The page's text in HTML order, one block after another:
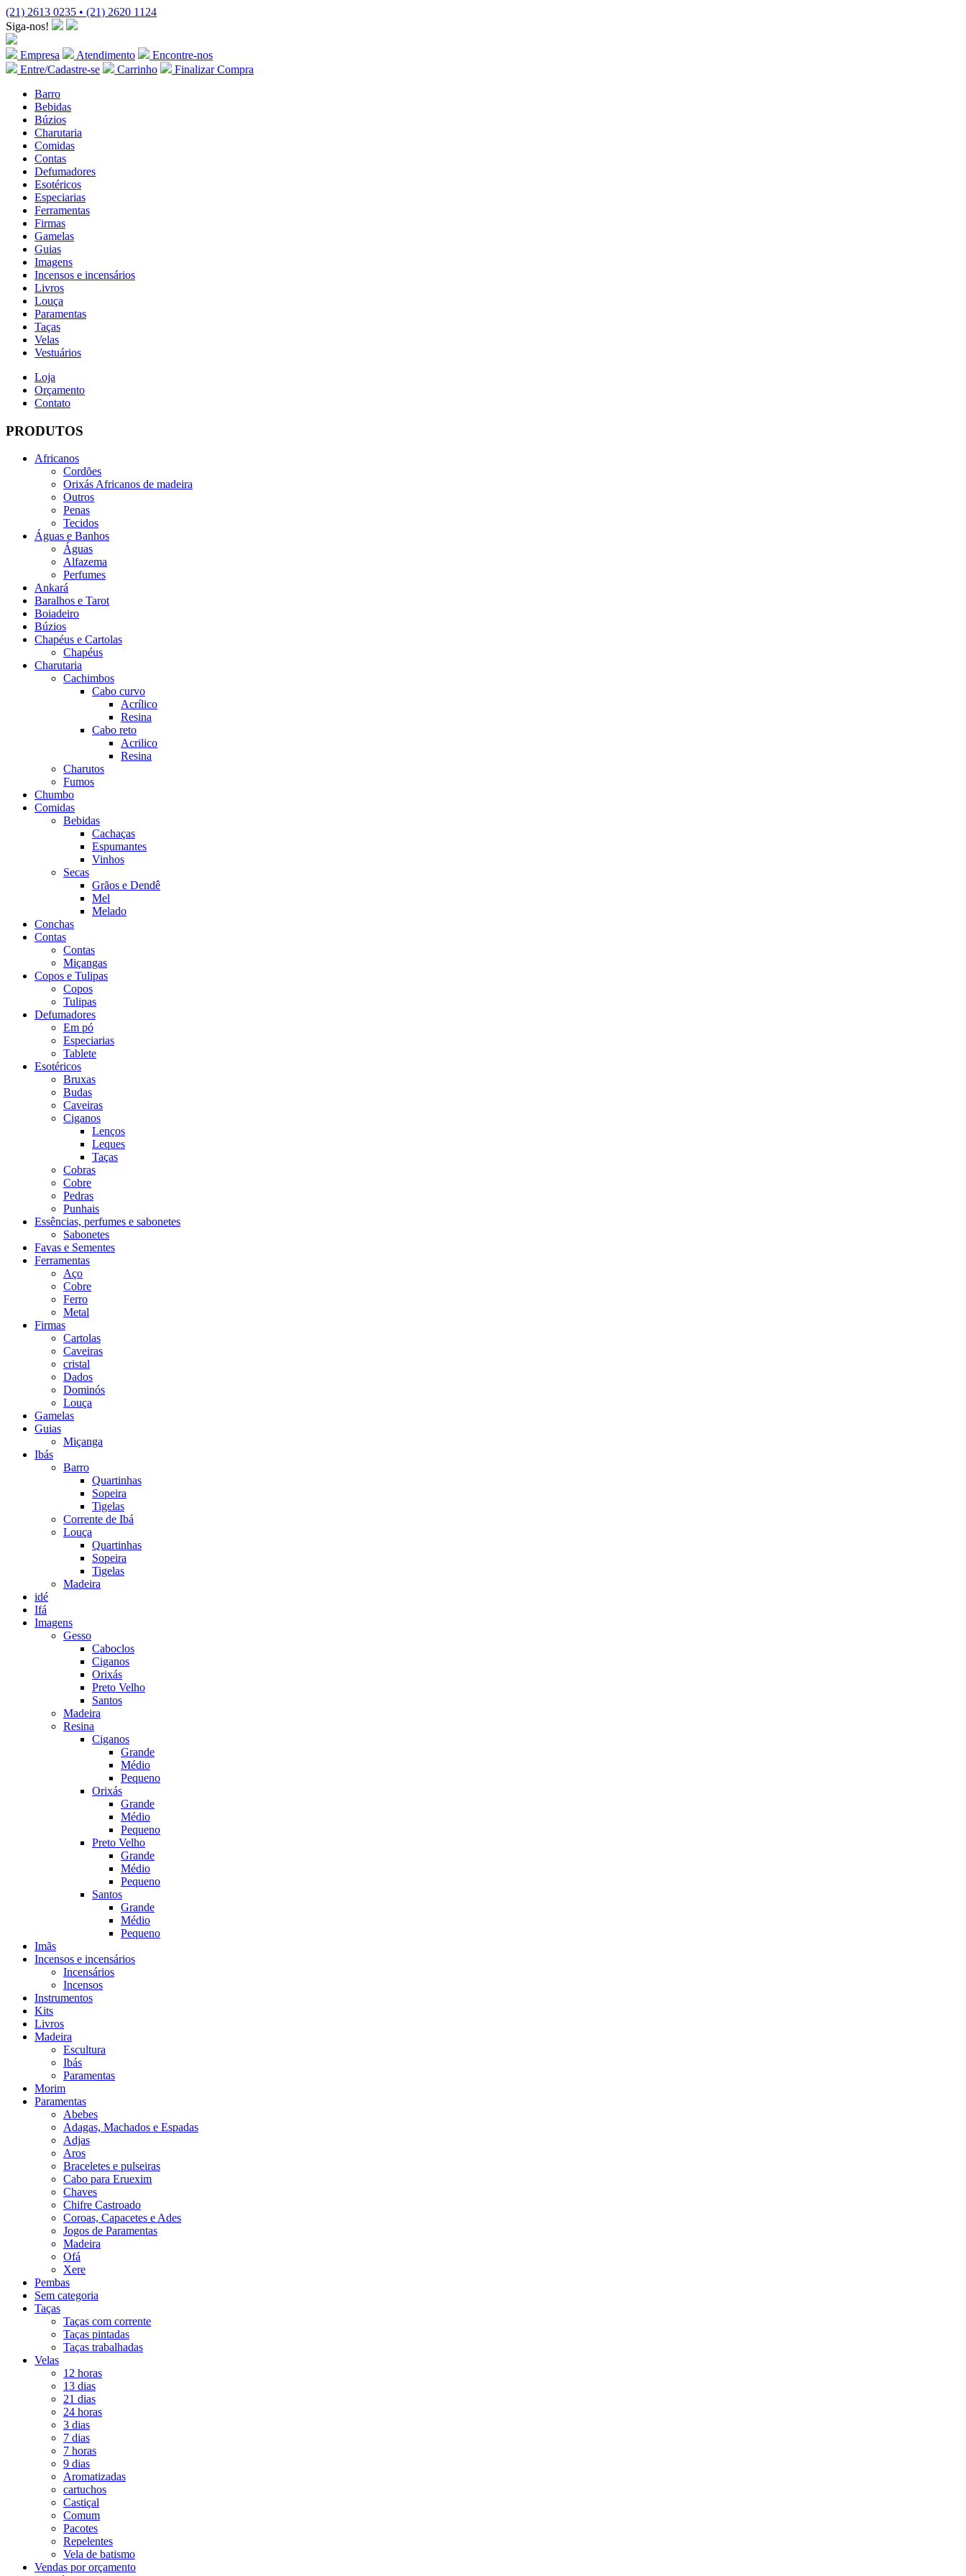
(21) 2613 0235 • (21) 2620 1124
Siga-nos!
Empresa Atendimento
Encontre-nos
Entre/Cadastre-se
Carrinho
Finalizar Compra
Barro
Bebidas
Búzios
Charutaria
Comidas
Contas
Defumadores
Esotéricos
Especiarias
Ferramentas
Firmas
Gamelas
Guias
Imagens
Incensos e incensários
Livros
Louça
Paramentas
Taças
Velas
Vestuários
Loja
Orçamento
Contato
PRODUTOS
Africanos
Cordões
Orixás Africanos de madeira
Outros
Penas
Tecidos
Águas e Banhos
Águas
Alfazema
Perfumes
Ankará
Baralhos e Tarot
Boiadeiro
Búzios
Chapéus e Cartolas
Chapéus
Charutaria
Cachimbos
Cabo curvo
Acrílico
Resina
Cabo reto
Acrilico
Resina
Charutos
Fumos
Chumbo
Comidas
Bebidas
Cachaças
Espumantes
Vinhos
Secas
Grãos e Dendê
Mel
Melado
Conchas
Contas
Contas
Miçangas
Copos e Tulipas
Copos
Tulipas
Defumadores
Em pó
Especiarias
Tablete
Esotéricos
Bruxas
Budas
Caveiras
Ciganos
Lenços
Leques
Taças
Cobras
Cobre
Pedras
Punhais
Essências, perfumes e sabonetes
Sabonetes
Favas e Sementes
Ferramentas
Aço
Cobre
Ferro
Metal
Firmas
Cartolas
Caveiras
cristal
Dados
Dominós
Louça
Gamelas
Guias
Miçanga
Ibás
Barro
Quartinhas
Sopeira
Tigelas
Corrente de Ibá
Louça
Quartinhas
Sopeira
Tigelas
Madeira
idé
Ifá
Imagens
Gesso
Caboclos
Ciganos
Orixás
Preto Velho
Santos
Madeira
Resina
Ciganos
Grande
Médio
Pequeno
Orixás
Grande
Médio
Pequeno
Preto Velho
Grande
Médio
Pequeno
Santos
Grande
Médio
Pequeno
Imãs
Incensos e incensários
Incensários
Incensos
Instrumentos
Kits
Livros
Madeira
Escultura
Ibás
Paramentas
Morim
Paramentas
Abebes
Adagas, Machados e Espadas
Adjas
Aros
Braceletes e pulseiras
Cabo para Eruexim
Chaves
Chifre Castroado
Coroas, Capacetes e Ades
Jogos de Paramentas
Madeira
Ofá
Xere
Pembas
Sem categoria
Taças
Taças com corrente
Taças pintadas
Taças trabalhadas
Velas
12 horas
13 dias
21 dias
24 horas
3 dias
7 dias
7 horas
9 dias
Aromatizadas
cartuchos
Castiçal
Comum
Pacotes
Repelentes
Vela de batismo
Vendas por orçamento